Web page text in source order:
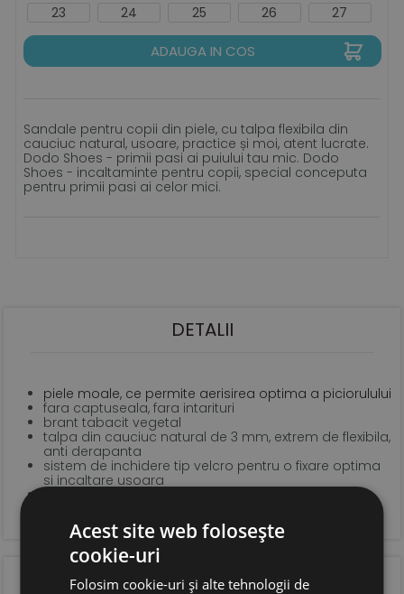
23
24 25 26 27
ADAUGA IN COS
Sandale pentru copii din piele, cu talpa flexibila din
cauciuc natural, usoare, practice și moi, atent lucrate.
Dodo Shoes - primii pasi ai puiului tau mic. Dodo
Shoes - incaltaminte pentru copii, special conceputa
pentru primii pasi ai celor mici.
DETALII
piele moale, ce permite aerisirea optima a piciorulului
fara captuseala, fara intarituri
brant tabacit vegetal
talpa din cauciuc natural de 3 mm, extrem de flexibila,
anti derapanta
sistem de inchidere tip velcro pentru o fixare optima
si incaltare usoara
foarte usoare
OPINIA CLIENTILOR
Acest site web folosește
cookie-uri
Folosim cookie-uri și alte tehnologii de